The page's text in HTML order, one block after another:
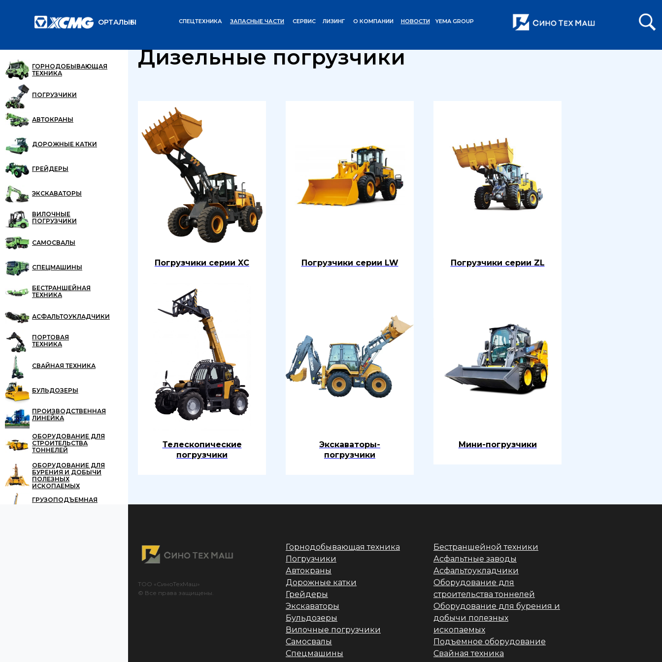
ОРТАЛЫҒЫ СПЕЦТЕХНИКА ЗАПАСНЫЕ ЧАСТИ СЕРВИС ЛИЗИНГ О КОМПАНИИ НОВОСТИ YEMA GROUP
ГОРНОДОБЫВАЮЩАЯ
ТЕХНИКА
ПОГРУЗЧИКИ
АВТОКРАНЫ
ДОРОЖНЫЕ КАТКИ
ГРЕЙДЕРЫ
ЭКСКАВАТОРЫ
БУЛЬДОЗЕРЫ
ВИЛОЧНЫЕ
ПОГРУЗЧИКИ
САМОСВАЛЫ
СПЕЦМАШИНЫ
БЕСТРАНШЕЙНАЯ
ТЕХНИКА
ПРОИЗВОДСТВЕННАЯ
ЛИНЕЙКА
АСФАЛЬТОУКЛАДЧИКИ
ОБОРУДОВАНИЕ ДЛЯ
СТРОИТЕЛЬСТВА
ТОННЕЛЕЙ
ОБОРУДОВАНИЕ ДЛЯ
БУРЕНИЯ И ДОБЫЧИ
ПОЛЕЗНЫХ
ИСКОПАЕМЫХ
СВАЙНАЯ ТЕХНИКА
ГРУЗОПОДЪЕМНАЯ
ПОРТОВАЯ
ТЕХНИКА
Дизельные погрузчики
Погрузчики серии XC Погрузчики серии LW Погрузчики серии ZL
Телескопические
погрузчики
Экскаваторы-
погрузчики
Мини-погрузчики
ТОО «СиноТехМаш»
© Все права защищены.
Горнодобывающая техника
Погрузчики
Автокраны
Дорожные катки
Грейдеры
Экскаваторы
Бульдозеры
Вилочные погрузчики
Самосвалы
Спецмашины
Бестраншейной техники
Асфальтные заводы
Асфальтоукладчики
Оборудование для
строительства тоннелей
Оборудование для бурения и
добычи полезных
ископаемых
Подъемное оборудование
Свайная техника